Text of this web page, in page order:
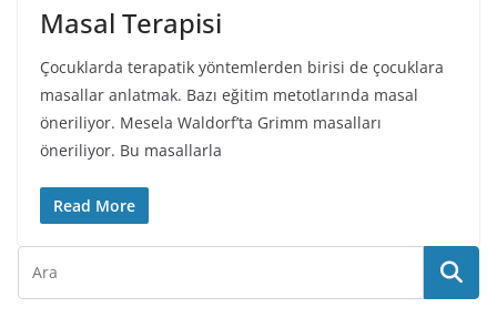
Masal Terapisi
Çocuklarda terapatik yöntemlerden birisi de çocuklara
masallar anlatmak. Bazı eğitim metotlarında masal
öneriliyor. Mesela Waldorf’ta Grimm masalları
öneriliyor. Bu masallarla
Read More